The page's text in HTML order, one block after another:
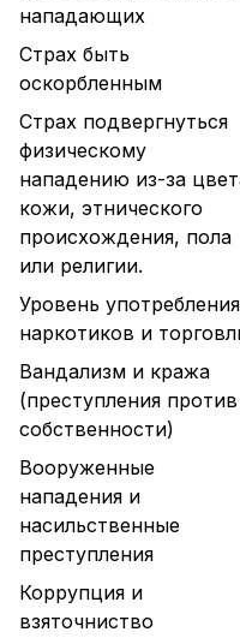
нападающих
Страх быть
оскорбленным
Страх подвергнуться
физическому
нападению из-за
кожи, этнического
происхождения, пола
или религии.
Уровень употребления
наркотиков и
Вандализм и кража
(преступления против
собственности)
Вооруженные
нападения и
насильственные
преступления
Коррупция и
взяточниство